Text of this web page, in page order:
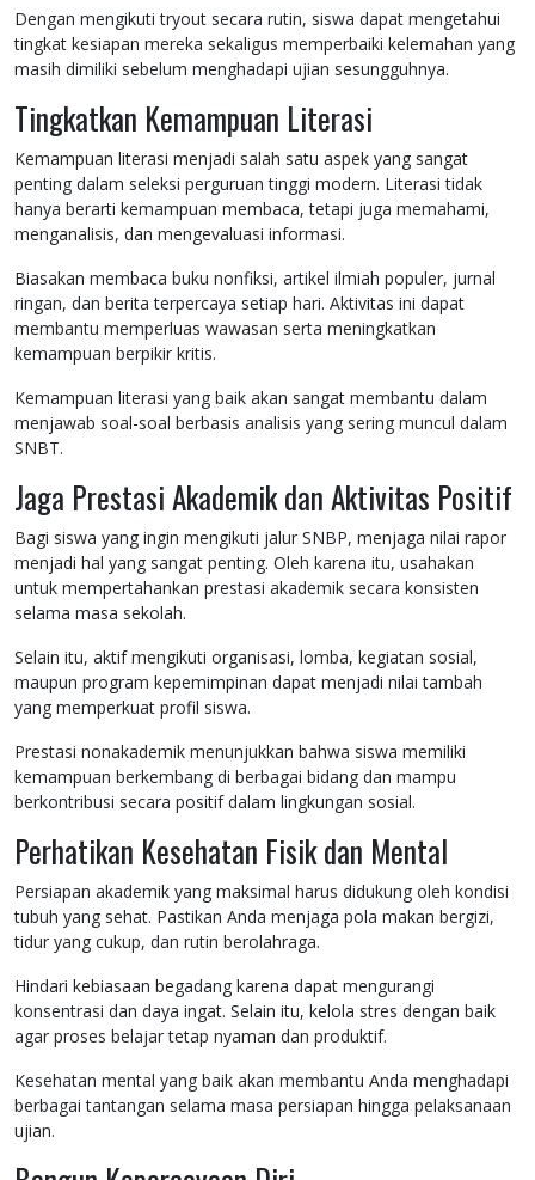
Dengan mengikuti tryout secara rutin, siswa dapat mengetahui
tingkat kesiapan mereka sekaligus memperbaiki kelemahan yang
masih dimiliki sebelum menghadapi ujian sesungguhnya.
Tingkatkan Kemampuan Literasi
Kemampuan literasi menjadi salah satu aspek yang sangat
penting dalam seleksi perguruan tinggi modern. Literasi tidak
hanya berarti kemampuan membaca, tetapi juga memahami,
menganalisis, dan mengevaluasi informasi.
Biasakan membaca buku nonfiksi, artikel ilmiah populer, jurnal
ringan, dan berita terpercaya setiap hari. Aktivitas ini dapat
membantu memperluas wawasan serta meningkatkan
kemampuan berpikir kritis.
Kemampuan literasi yang baik akan sangat membantu dalam
menjawab soal-soal berbasis analisis yang sering muncul dalam
SNBT.
Jaga Prestasi Akademik dan Aktivitas Positif
Bagi siswa yang ingin mengikuti jalur SNBP, menjaga nilai rapor
menjadi hal yang sangat penting. Oleh karena itu, usahakan
untuk mempertahankan prestasi akademik secara konsisten
selama masa sekolah.
Selain itu, aktif mengikuti organisasi, lomba, kegiatan sosial,
maupun program kepemimpinan dapat menjadi nilai tambah
yang memperkuat profil siswa.
Prestasi nonakademik menunjukkan bahwa siswa memiliki
kemampuan berkembang di berbagai bidang dan mampu
berkontribusi secara positif dalam lingkungan sosial.
Perhatikan Kesehatan Fisik dan Mental
Persiapan akademik yang maksimal harus didukung oleh kondisi
tubuh yang sehat. Pastikan Anda menjaga pola makan bergizi,
tidur yang cukup, dan rutin berolahraga.
Hindari kebiasaan begadang karena dapat mengurangi
konsentrasi dan daya ingat. Selain itu, kelola stres dengan baik
agar proses belajar tetap nyaman dan produktif.
Kesehatan mental yang baik akan membantu Anda menghadapi
berbagai tantangan selama masa persiapan hingga pelaksanaan
ujian.